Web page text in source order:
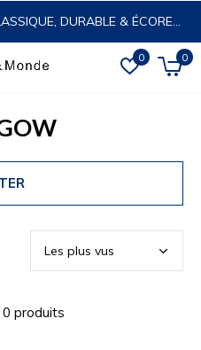
0 0
DURABLE & ÉCORESPONSABLE
produits